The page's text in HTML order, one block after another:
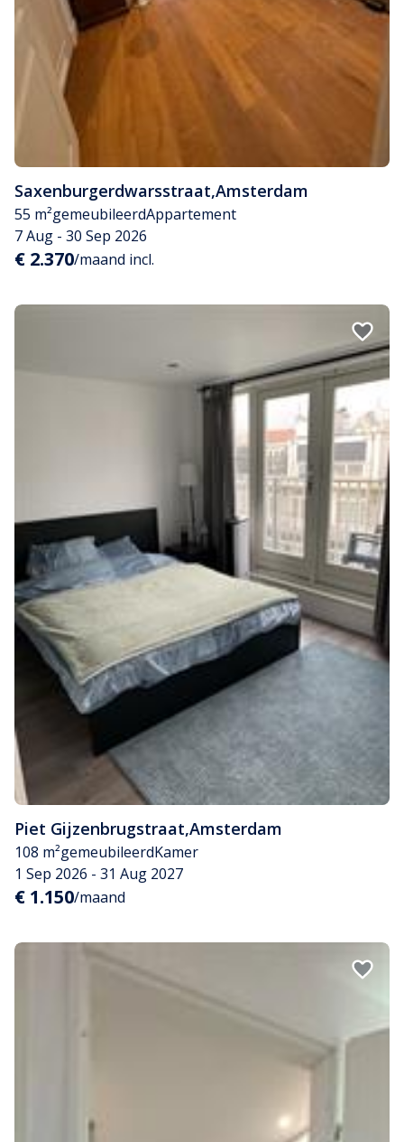
Saxenburgerdwarsstraat,Amsterdam
55 m²gemeubileerdAppartement
7 Aug - 30 Sep 2026
€ 2.370/maand incl.
Piet Gijzenbrugstraat,Amsterdam
108 m²gemeubileerdKamer
1 Sep 2026 - 31 Aug 2027
€ 1.150/maand